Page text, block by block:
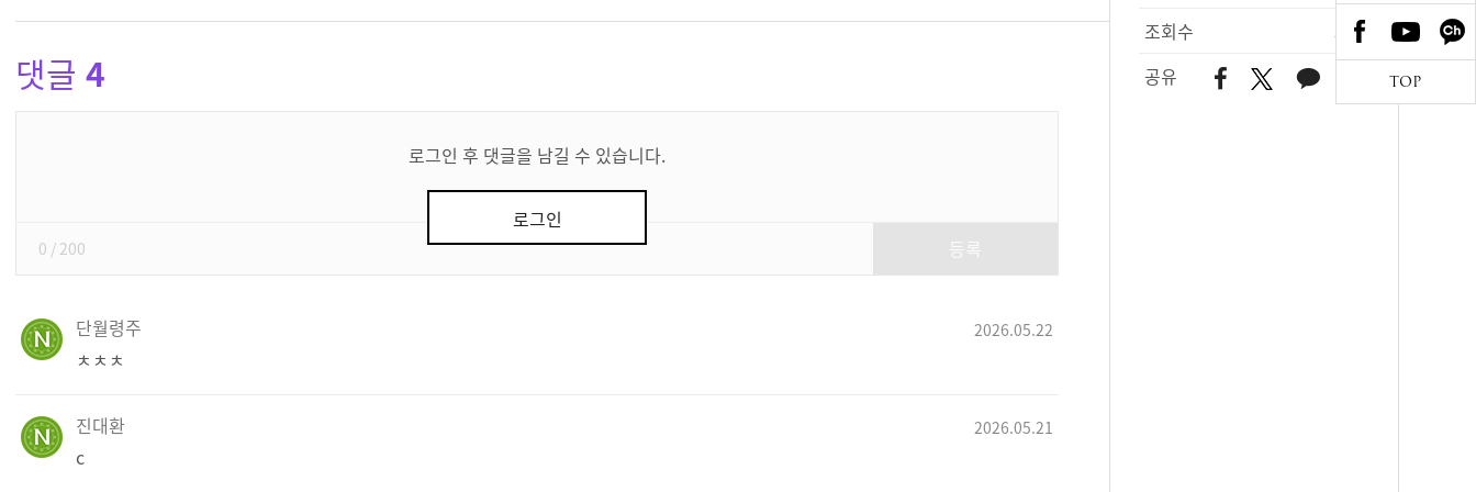
조회수
371
공유
댓글 4
로그인 후 댓글을 남길 수 있습니다.
로그인
0 / 200
단월령주 2026.05.22
ㅊㅊㅊ
진대환 2026.05.21
c
TOP